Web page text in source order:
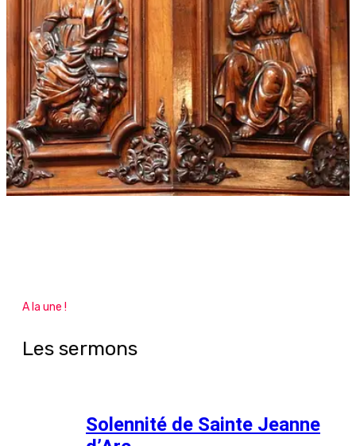
A la une !
Les sermons
Solennité de Sainte Jeanne